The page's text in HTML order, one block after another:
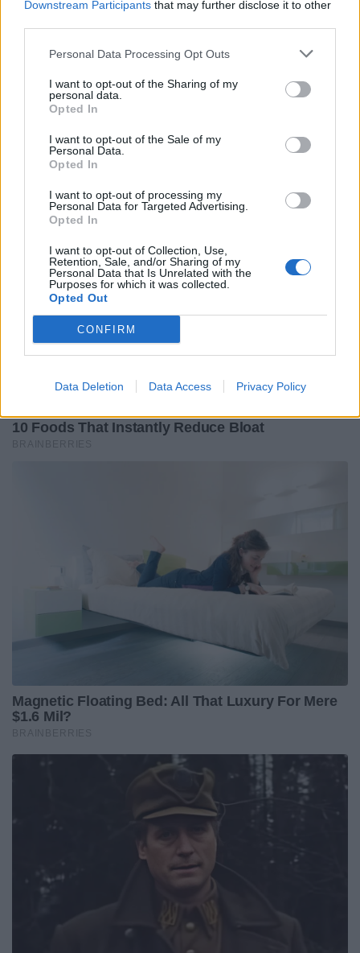
Downstream Participants that may further disclose it to other
Personal Data Processing Opt Outs
I want to opt-out of the Sharing of my
personal data.
Opted In
I want to opt-out of the Sale of my
Personal Data.
Opted In
I want to opt-out of processing my
Personal Data for Targeted Advertising.
Opted In
I want to opt-out of Collection, Use,
Retention, Sale, and/or Sharing of my
Personal Data that Is Unrelated with the
Purposes for which it was collected.
Opted Out
CONFIRM
Data Deletion Data Access Privacy Policy